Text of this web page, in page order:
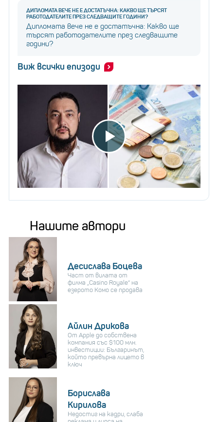
ДИПЛОМАТА ВЕЧЕ НЕ Е ДОСТАТЪЧНА: КАКВО ЩЕ ТЪРСЯТ
РАБОТОДАТЕЛИТЕ ПРЕЗ СЛЕДВАЩИТЕ ГОДИНИ?
Дипломата вече не е достатъчна: Какво ще
търсят работодателите през следващите
години?
Виж всички епизоди
Нашите автори
Десислава Боцева
Част от вилата от
филма „Casino Royale“ на
езерото Комо се продава
Айлин Дрикова
От Apple до собствена
компания със $100 млн.
инвестиции: Българинът,
който превърна лицето в
ключ
Борислава
Кирилова
Недостиг на кадри, слаба